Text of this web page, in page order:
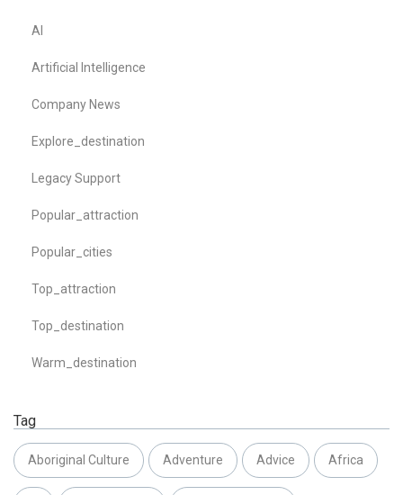
AI
Artificial Intelligence
Company News
Explore_destination
Legacy Support
Popular_attraction
Popular_cities
Top_attraction
Top_destination
Warm_destination
Tag
Aboriginal Culture Adventure Advice Africa